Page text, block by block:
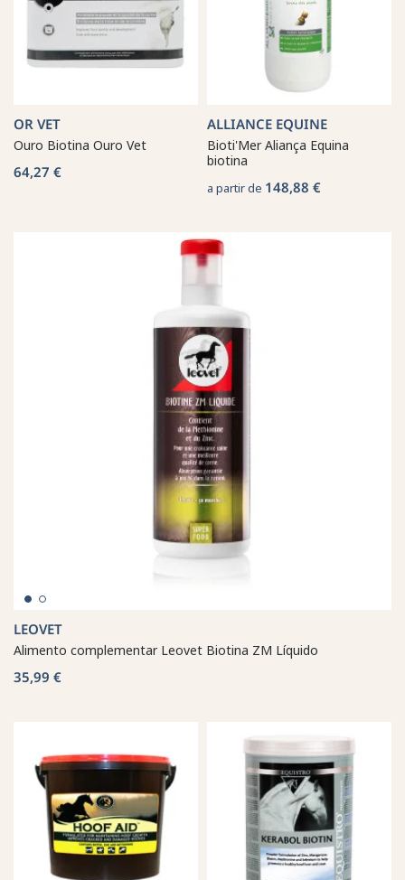
OR VET
Ouro Biotina Ouro Vet
64,27 €
ALLIANCE EQUINE
Bioti'Mer Aliança Equina
biotina
a partir de 148,88 €
LEOVET
Alimento complementar Leovet Biotina ZM Líquido
35,99 €